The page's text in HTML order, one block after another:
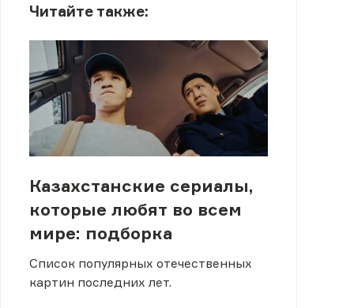
Читайте также:
Казахстанские сериалы,
которые любят во всем
мире: подборка
Список популярных отечественных
картин последних лет.